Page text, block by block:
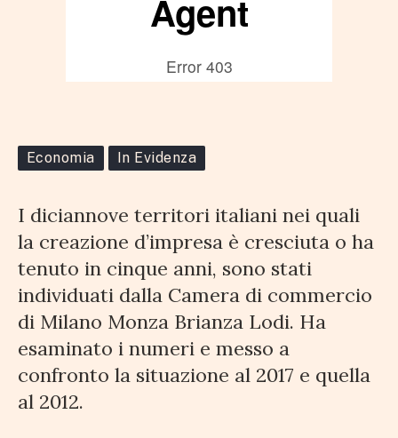
Economia In Evidenza
Impresa, Frosinone e
Latina resistono: grazie
alle ditte di stranieri
I diciannove territori italiani nei quali
la creazione d’impresa è cresciuta o ha
tenuto in cinque anni, sono stati
individuati dalla Camera di commercio
di Milano Monza Brianza Lodi. Ha
esaminato i numeri e messo a
confronto la situazione al 2017 e quella
al 2012.